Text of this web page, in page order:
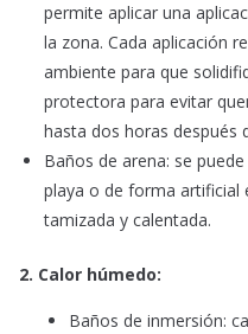
permite aplicar una
la zona. Cada aplicación
ambiente para que
protectora para evitar
hasta dos horas después
Baños de arena: se
playa o de forma artificial
tamizada y calentada.
2. Calor húmedo:
Baños de inmersión: